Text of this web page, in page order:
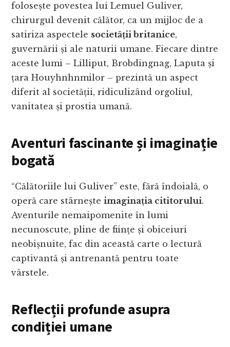
folosește povestea lui Lemuel Guliver,
chirurgul devenit călător, ca un mijloc de a
satiriza aspectele societății britanice,
guvernării și ale naturii umane. Fiecare dintre
aceste lumi – Lilliput, Brobdingnag, Laputa și
țara Houyhnhnmilor – prezintă un aspect
diferit al societății, ridiculizând orgoliul,
vanitatea și prostia umană.
Aventuri fascinante și imaginație
bogată
“Călătoriile lui Guliver” este, fără îndoială, o
operă care stârneșteimaginația cititorului.
Aventurile nemaipomenite în lumi
necunoscute, pline de ființe și obiceiuri
neobișnuite, fac din această carte o lectură
captivantă și antrenantă pentru toate
vârstele.
Reflecții profunde asupra
condiției umane